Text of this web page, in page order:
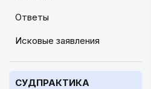
Ответы
Исковые заявления
СУДПРАКТИКА